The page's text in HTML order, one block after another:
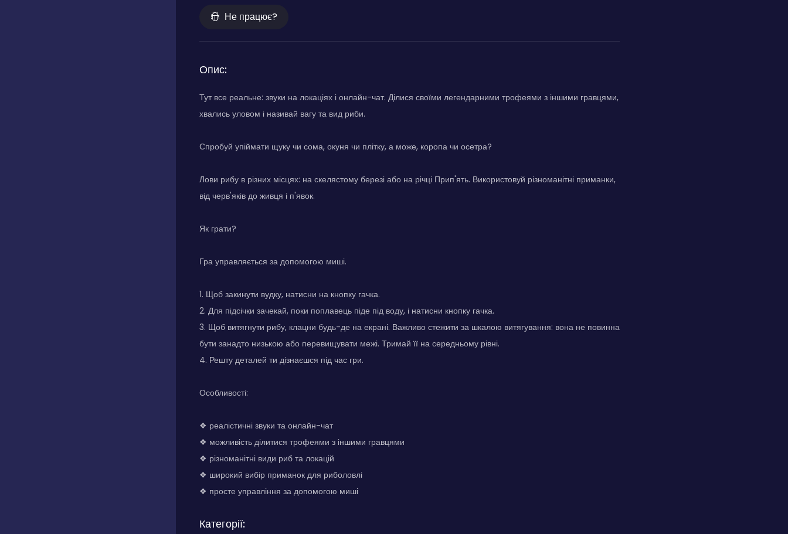
Не працює?
Опис:
Тут все реальне: звуки на локаціях і онлайн-чат. Ділися своїми легендарними трофеями з іншими гравцями,
хвались уловом і називай вагу та вид риби.
Спробуй упіймати щуку чи сома, окуня чи плітку, а може, коропа чи осетра?
Лови рибу в різних місцях: на скелястому березі або на річці Прип'ять. Використовуй різноманітні приманки,
від черв'яків до живця і п'явок.
Як грати?
Гра управляється за допомогою миші.
1. Щоб закинути вудку, натисни на кнопку гачка.
2. Для підсічки зачекай, поки поплавець піде під воду, і натисни кнопку гачка.
3. Щоб витягнути рибу, клацни будь-де на екрані. Важливо стежити за шкалою витягування: вона не повинна
бути занадто низькою або перевищувати межі. Тримай її на середньому рівні.
4. Решту деталей ти дізнаєшся під час гри.
Особливості:
❖ реалістичні звуки та онлайн-чат
❖ можливість ділитися трофеями з іншими гравцями
❖ різноманітні види риб та локацій
❖ широкий вибір приманок для риболовлі
❖ просте управління за допомогою миші
Категорії: